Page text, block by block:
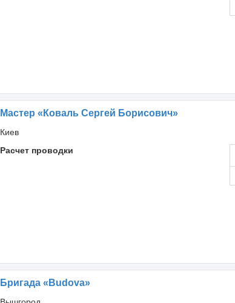
Мастер «Коваль Сергей Борисович»
Киев
Расчет проводки
Бригада «Budova»